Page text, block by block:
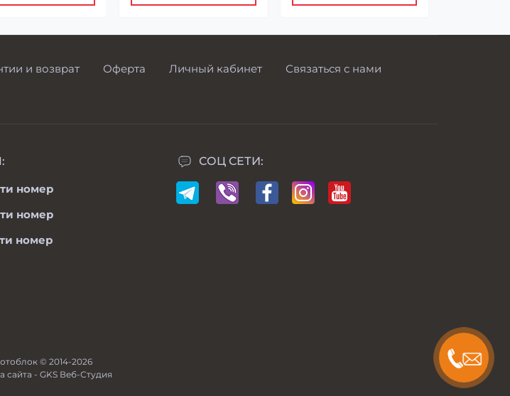
и возврат Оферта Личный кабинет
Связаться с нами
номер
номер
номер
СОЦ СЕТИ:
© 2014-2026
сайта - GKS Веб-Студия